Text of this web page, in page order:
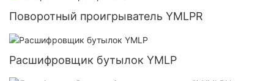
Поворотный проигрыватель YMLPR
Расшифровщик бутылок YMLP